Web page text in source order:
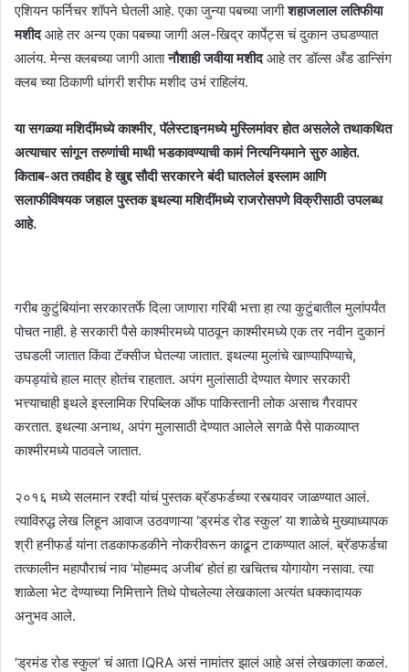
एशियन फर्निचर शॉपने घेतली आहे. एका जुन्या पबच्या जागीशहाजलाल लतिफीया
मशीदआहे तर अन्य एका पबच्या जागी अल-खिद्र कार्पेट्स चं दुकान उघडण्यात
आलंय. मेन्स क्लबच्या जागी आतानौशाही जवीया मशीदआहे तर डॉल्स अँड डान्सिंग
क्लब च्या ठिकाणी धांगरी शरीफ मशीद उभं राहिलंय.
या सगळ्या मशिदींमध्ये काश्मीर, पॅलेस्टाइनमध्ये मुस्लिमांवर होत असलेले तथाकथित
अत्याचार सांगून तरुणांची माथी भडकावण्याची कामं नित्यनियमाने सुरु आहेत.
किताब-अत तवहीद हे खुद्द सौदी सरकारने बंदी घातलेलं इस्लाम आणि
सलाफीविषयक जहाल पुस्तक इथल्या मशिदींमध्ये राजरोसपणे विक्रीसाठी उपलब्ध
आहे.
गरीब कुटुंबियांना सरकारतर्फे दिला जाणारा गरिबी भत्ता हा त्या कुटुंबातील मुलांपर्यंत
पोचत नाही. हे सरकारी पैसे काश्मीरमध्ये पाठवून काश्मीरमध्ये एक तर नवीन दुकानं
उघडली जातात किंवा टॅक्सीज घेतल्या जातात. इथल्या मुलांचे खाण्यापिण्याचे,
कपड्यांचे हाल मात्र होतंच राहतात. अपंग मुलांसाठी देण्यात येणार सरकारी
भत्त्याचाही इथले इस्लामिक रिपब्लिक ऑफ पाकिस्तानी लोक असाच गैरवापर
करतात. इथल्या अनाथ, अपंग मुलासाठी देण्यात आलेले सगळे पैसे पाकव्याप्त
काश्मीरमध्ये पाठवले जातात.
२०१६ मध्ये सलमान रश्दी यांचं पुस्तक ब्रॅडफर्डच्या रस्त्यावर जाळण्यात आलं.
त्याविरुद्ध लेख लिहून आवाज उठवणाऱ्या ‘ड्रमंड रोड स्कुल’ या शाळेचे मुख्याध्यापक
श्री हनीफर्ड यांना तडकाफडकीने नोकरीवरून काढून टाकण्यात आलं. ब्रॅडफर्डचा
तत्कालीन महापौराचं नाव ‘मोहम्मद अजीब’ होतं हा खचितच योगायोग नसावा. त्या
शाळेला भेट देण्याच्या निमित्ताने तिथे पोचलेल्या लेखकाला अत्यंत धक्कादायक
अनुभव आले.
‘ड्रमंड रोड स्कुल’ चं आता IQRA असं नामांतर झालं आहे असं लेखकाला कळलं.